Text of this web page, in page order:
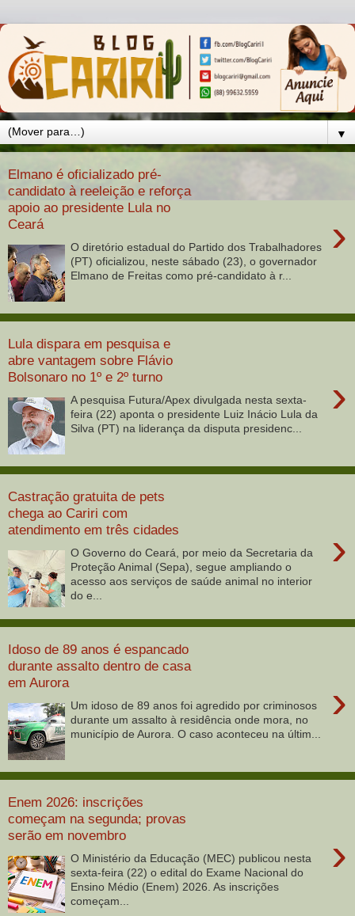
▼
Elmano é oficializado pré-
candidato à reeleição e reforça
apoio ao presidente Lula no
Ceará
›
O diretório estadual do Partido dos Trabalhadores
(PT) oficializou, neste sábado (23), o governador
Elmano de Freitas como pré-candidato à r...
Lula dispara em pesquisa e
abre vantagem sobre Flávio
Bolsonaro no 1º e 2º turno
›
A pesquisa Futura/Apex divulgada nesta sexta-
feira (22) aponta o presidente Luiz Inácio Lula da
Silva (PT) na liderança da disputa presidenc...
Castração gratuita de pets
chega ao Cariri com
atendimento em três cidades
›
O Governo do Ceará, por meio da Secretaria da
Proteção Animal (Sepa), segue ampliando o
acesso aos serviços de saúde animal no interior
do e...
Idoso de 89 anos é espancado
durante assalto dentro de casa
em Aurora
›
Um idoso de 89 anos foi agredido por criminosos
durante um assalto à residência onde mora, no
município de Aurora. O caso aconteceu na últim...
Enem 2026: inscrições
começam na segunda; provas
serão em novembro
›
O Ministério da Educação (MEC) publicou nesta
sexta-feira (22) o edital do Exame Nacional do
Ensino Médio (Enem) 2026. As inscrições
começam...